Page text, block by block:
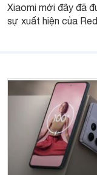
Xiaomi mới đây đã
sự xuất hiện của